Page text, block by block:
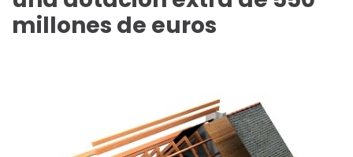
millones de euros